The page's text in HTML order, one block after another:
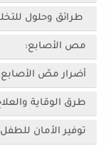
طرائق وحلول
مص الأصابع:
أضرار مصّ
طرق الوقاية
توفير الأمان للطفل provide security: